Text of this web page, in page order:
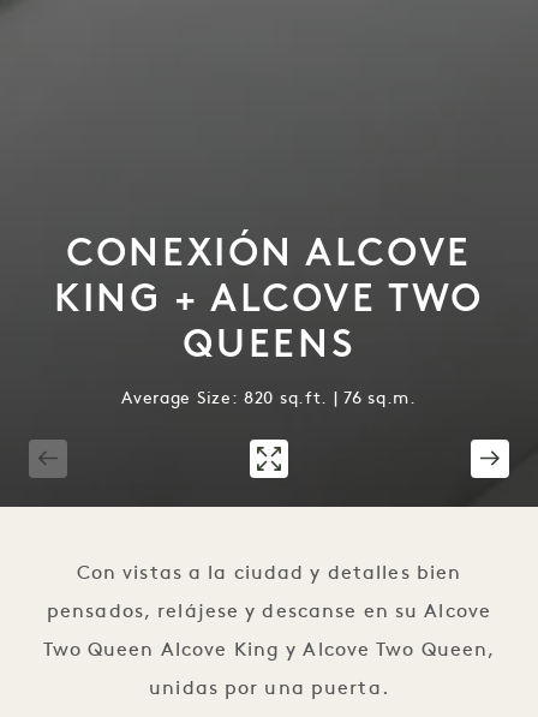
CONEXIÓN ALCOVE
KING + ALCOVE TWO
QUEENS
Average Size: 820 sq.ft. | 76 sq.m.
Con vistas a la ciudad y detalles bien
pensados, relájese y descanse en su Alcove
Two Queen Alcove King y Alcove Two Queen,
unidas por una puerta.